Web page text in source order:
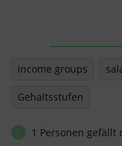
income groups
Gehaltsstufen
1 Personen gefällt